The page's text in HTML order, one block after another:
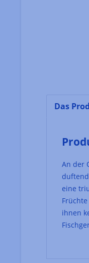
Das
An der
eine
ihnen